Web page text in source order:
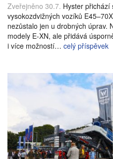
Zveřejněno 30.7. Hyster přichází
vysokozdvižných vozíků
nezůstalo jen u drobných úprav.
modely E-XN, ale přidává
i více možností… celý příspěvek